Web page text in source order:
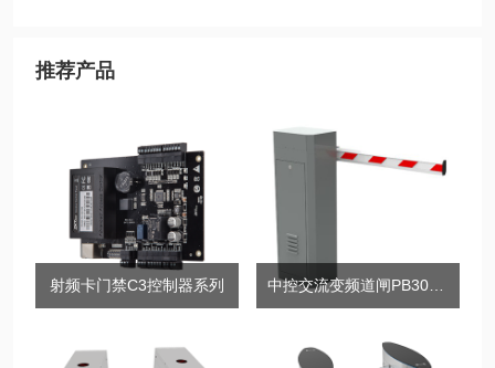
推荐产品
射频卡门禁C3控制器系列